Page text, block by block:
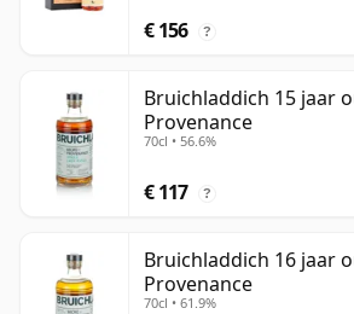
€ 156 ?
Bruichladdich 15 jaar
Provenance
70cl • 56.6%
€ 117 ?
Bruichladdich 16 jaar
Provenance
70cl • 61.9%